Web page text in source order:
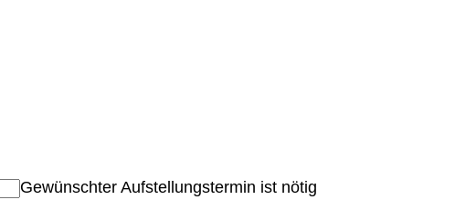
Gewünschter Aufstellungstermin ist nötig